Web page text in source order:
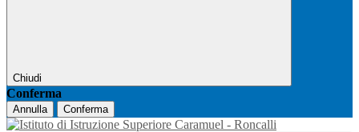
Chiudi
Conferma
Annulla Conferma